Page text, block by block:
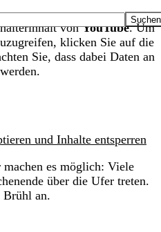
vonYouTube. Um
klicken Sie auf die
Sie, dass dabei Daten an
und Inhalte entsperren
machen es möglich: Viele
über die Ufer treten.
Brühl an.